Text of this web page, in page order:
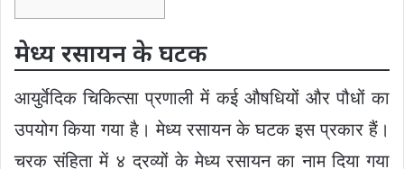
मेध्य रसायन के घटक
आयुर्वेदिक चिकित्सा प्रणाली में कई औषधियों और पौधों का
उपयोग किया गया है। मेध्य रसायन के घटक इस प्रकार हैं।
चरक संहिता में ४ द्रव्यों के मेध्य रसायन का नाम दिया गया